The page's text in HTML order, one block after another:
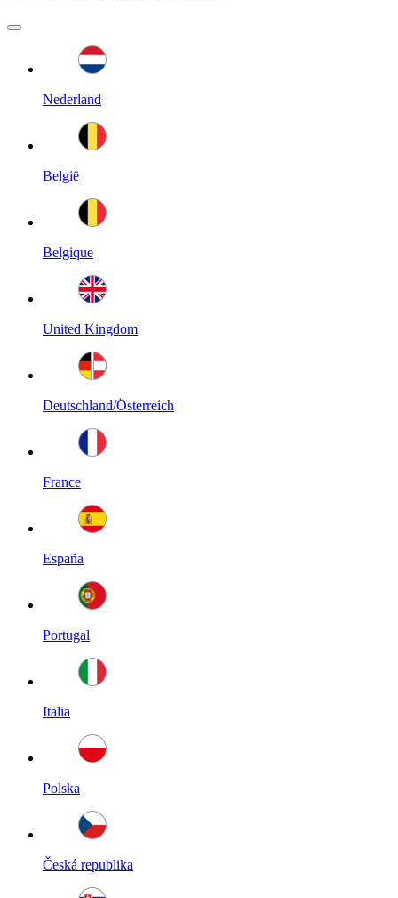
Nederland
België
Belgique
United Kingdom
Deutschland/Österreich
France
España
Portugal
Italia
Polska
Česká republika